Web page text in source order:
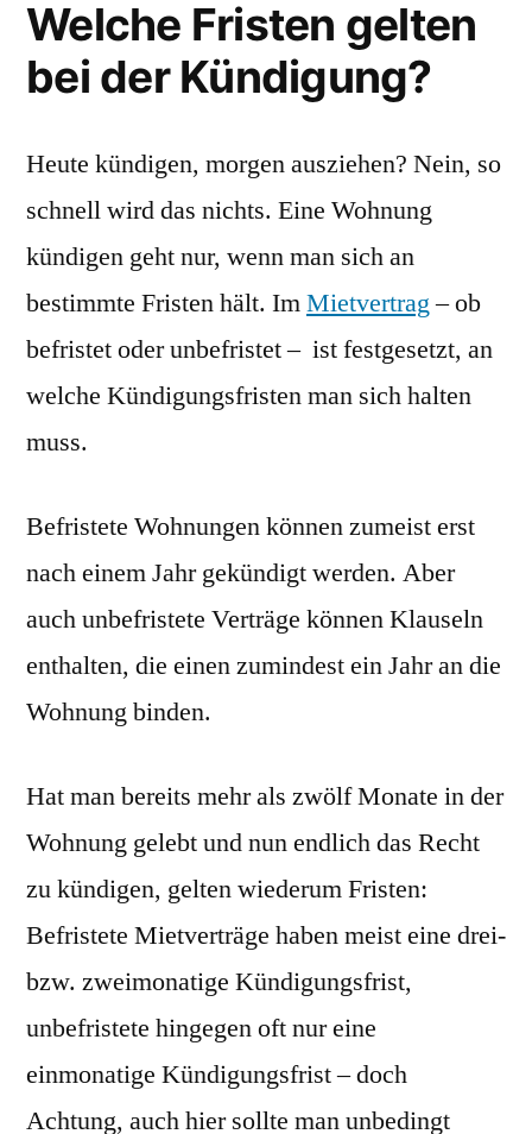
Welche Fristen gelten
bei der Kündigung?
Heute kündigen, morgen ausziehen? Nein, so
schnell wird das nichts. Eine Wohnung
kündigen geht nur, wenn man sich an
bestimmte Fristen hält. ImMietvertrag– ob
befristet oder unbefristet – ist festgesetzt, an
welche Kündigungsfristen man sich halten
muss.
Befristete Wohnungen können zumeist erst
nach einem Jahr gekündigt werden. Aber
auch unbefristete Verträge können Klauseln
enthalten, die einen zumindest ein Jahr an die
Wohnung binden.
Hat man bereits mehr als zwölf Monate in der
Wohnung gelebt und nun endlich das Recht
zu kündigen, gelten wiederum Fristen:
Befristete Mietverträge haben meist eine drei-
bzw. zweimonatige Kündigungsfrist,
unbefristete hingegen oft nur eine
einmonatige Kündigungsfrist – doch
Achtung, auch hier sollte man unbedingt